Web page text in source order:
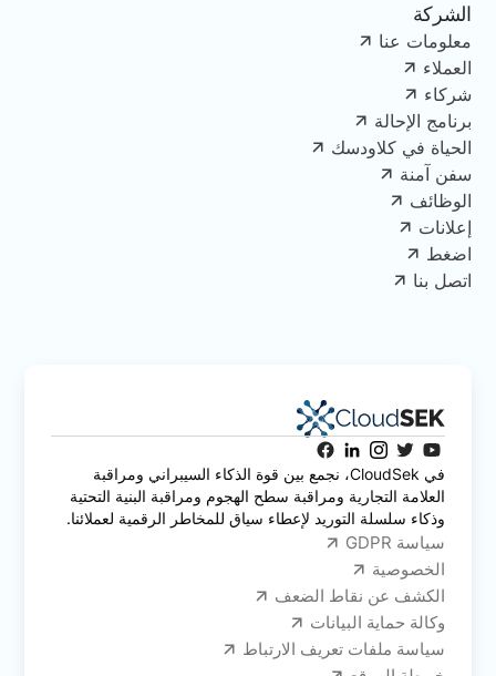
الشركة
معلومات عنا
العملاء
شركاء
برنامج الإحالة
الحياة في كلاودسك
سفن آمنة
الوظائف
إعلانات
اضغط
اتصل بنا
في CloudSek، نجمع بين قوة الذكاء السيبراني ومراقبة
العلامة التجارية ومراقبة سطح الهجوم ومراقبة البنية التحتية
وذكاء سلسلة التوريد لإعطاء سياق للمخاطر الرقمية لعملائنا.
سياسة GDPR
الخصوصية
الكشف عن نقاط الضعف
وكالة حماية البيانات
سياسة ملفات تعريف الارتباط